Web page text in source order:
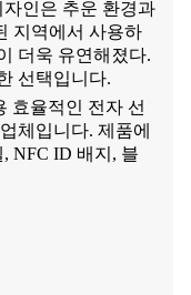
자인은 추운 환경과
지역에서 사용하
더욱 유연해졌다.
선택입니다.
효율적인 전자 선
체입니다. 제품에
NFC ID 배지, 블